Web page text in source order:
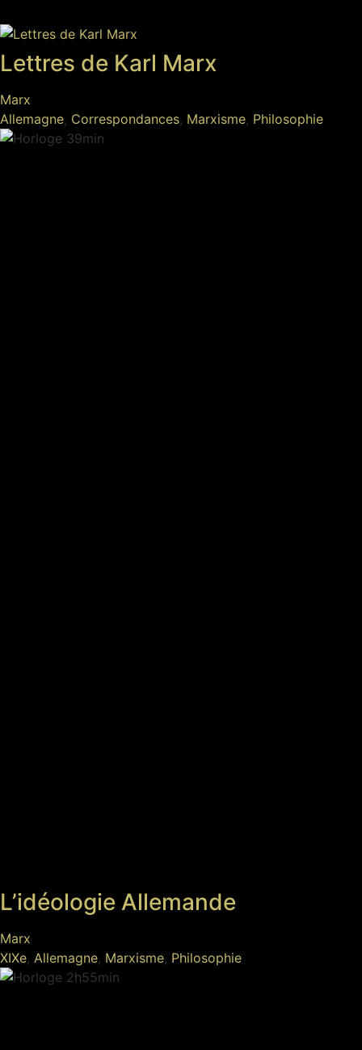
Lettres de Karl Marx
Marx
Allemagne, Correspondances, Marxisme, Philosophie
39min
L’idéologie Allemande
Marx
XIXe, Allemagne, Marxisme, Philosophie
2h55min